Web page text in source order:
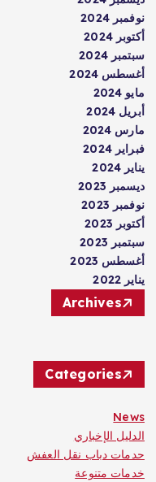
نوفمبر 2024
أكتوبر 2024
سبتمبر 2024
أغسطس 2024
مايو 2024
أبريل 2024
مارس 2024
فبراير 2024
يناير 2024
ديسمبر 2023
نوفمبر 2023
أكتوبر 2023
سبتمبر 2023
أغسطس 2023
يناير 2022
Archives
Categories
News
الدليل الإخباري
حدمات دباب نقل العفش
خدمات متنوعة